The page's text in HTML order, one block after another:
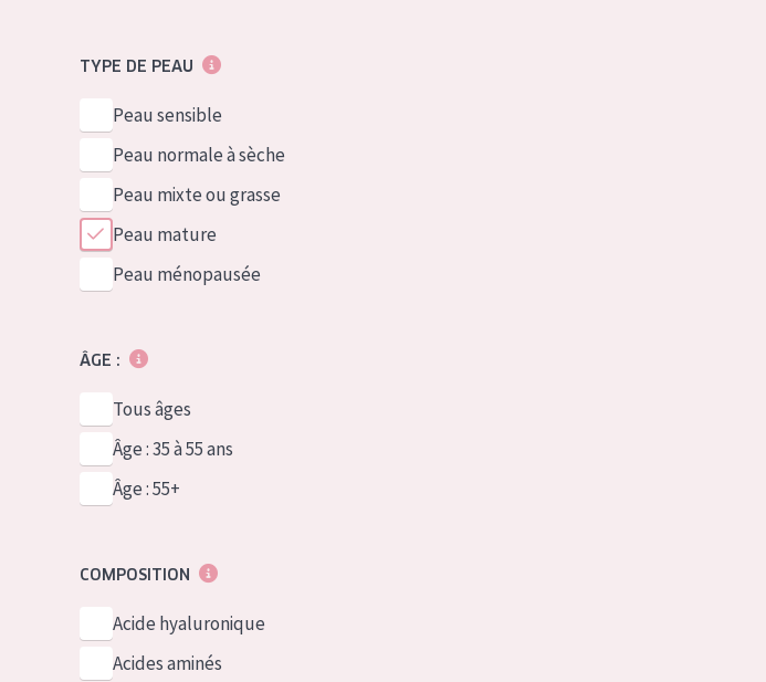
TYPE DE PEAU
Peau sensible
Peau normale à sèche
Peau mixte ou grasse
Peau mature
Peau ménopausée
ÂGE :
Tous âges
Âge : 35 à 55 ans
Âge : 55+
COMPOSITION
Acide hyaluronique
Acides aminés